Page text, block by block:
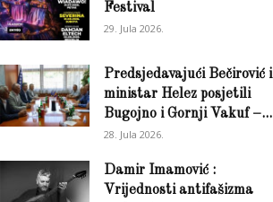
Festival
29. Jula 2026.
Predsjedavajući Bečirović i
ministar Helez posjetili
Bugojno i Gornji Vakuf –...
28. Jula 2026.
Damir Imamović :
Vrijednosti antifašizma